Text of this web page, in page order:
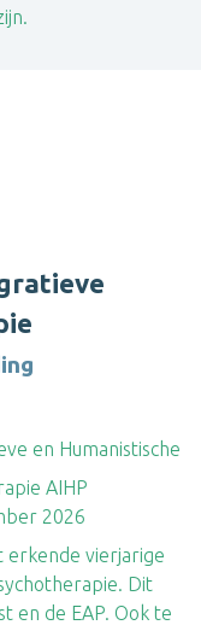
en Humanistische
AIHP
2026
erkende vierjarige
Dit
en de EAP. Ook te